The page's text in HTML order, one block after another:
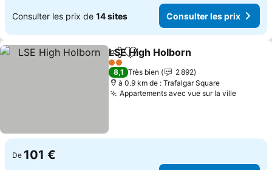
Consulter les prix de 14 sites Consulter les prix
PartagerAjouter à mes favoris
LSE High Holborn
2 Étoiles
8,1 Très bien
2 892
à 0.9 km de : Trafalgar Square
Appartements avec vue sur la ville
De 101 €